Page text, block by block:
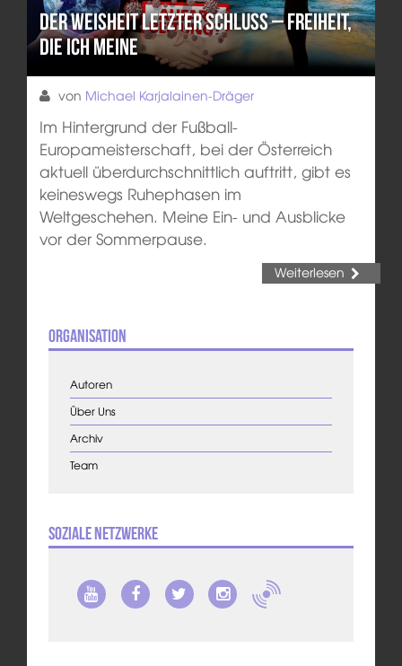
Der Weisheit letzter Schluss – Freiheit,
die ich meine
von Michael Karjalainen-Dräger
Im Hintergrund der Fußball-
Europameisterschaft, bei der Österreich
aktuell überdurchschnittlich auftritt, gibt es
keineswegs Ruhephasen im
Weltgeschehen. Meine Ein- und Ausblicke
vor der Sommerpause.
Weiterlesen
Organisation
Autoren
Über Uns
Archiv
Team
Soziale Netzwerke